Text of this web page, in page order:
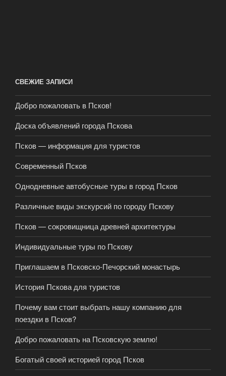
СВЕЖИЕ ЗАПИСИ
Добро пожаловать в Псков!
Доска объявлений города Пскова
Псков — информация для туристов
Современный Псков
Однодневные автобусные туры в город Псков
Различные виды экскурсий по городу Пскову
Псков — сокровищница древней архитектуры
Индивидуальные туры по Пскову
Приглашаем в Псковско-Печорский монастырь
История Пскова для туристов
Почему вам стоит выбрать нашу компанию для
поездки в Псков?
Добро пожаловать на Псковскую землю!
Богатый своей историей город Псков